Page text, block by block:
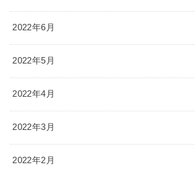
2022年6月
2022年5月
2022年4月
2022年3月
2022年2月